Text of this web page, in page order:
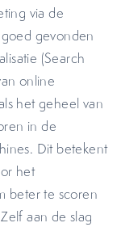
via de
gevonden
(Search
online
het geheel van
in de
Dit betekent
het
beter te scoren
aan de slag